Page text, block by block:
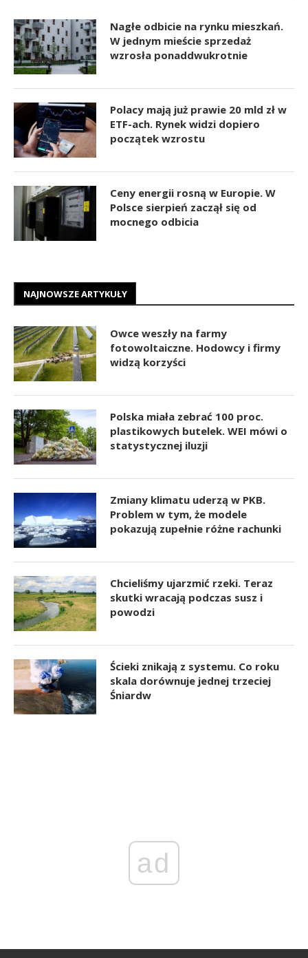
Nagłe odbicie na rynku mieszkań.
W jednym mieście sprzedaż
wzrosła ponaddwukrotnie
Polacy mają już prawie 20 mld zł w
ETF-ach. Rynek widzi dopiero
początek wzrostu
Ceny energii rosną w Europie. W
Polsce sierpień zaczął się od
mocnego odbicia
NAJNOWSZE ARTYKUŁY
Owce weszły na farmy
fotowoltaiczne. Hodowcy i firmy
widzą korzyści
Polska miała zebrać 100 proc.
plastikowych butelek. WEI mówi o
statystycznej iluzji
Zmiany klimatu uderzą w PKB.
Problem w tym, że modele
pokazują zupełnie różne rachunki
Chcieliśmy ujarzmić rzeki. Teraz
skutki wracają podczas susz i
powodzi
Ścieki znikają z systemu. Co roku
skala dorównuje jednej trzeciej
Śniardw
ad